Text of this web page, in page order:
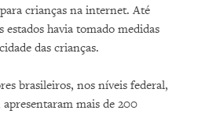
crianças na internet. Até
havia tomado medidas
das crianças.
brasileiros, nos níveis federal,
mais de 200